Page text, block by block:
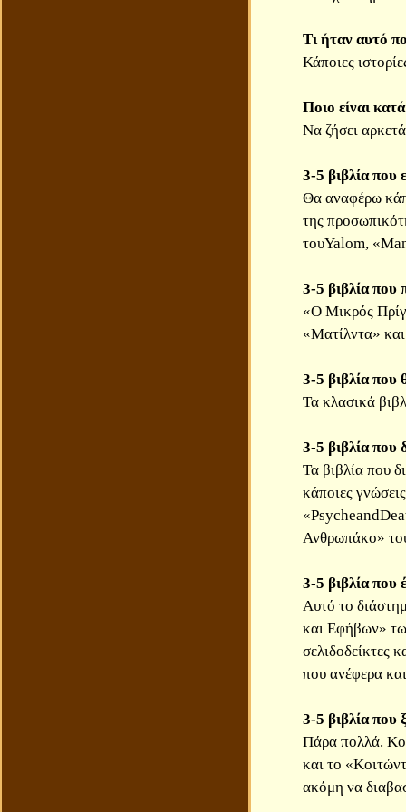
Τι ήταν αυτό
Κάποιες
Ποιο είναι
Να ζήσει
3-5 βιβλία που
Θα αναφέρω
της
τουYalom,
3-5 βιβλία που
«Ο Μικρός
«Ματίλντα»
3-5 βιβλία που
Τα κλασικά
3-5 βιβλία που
Τα βιβλία που
κάποιες
Ανθρωπάκο»
3-5 βιβλία που
Αυτό το
και Εφήβων»
σελιδοδείκτες
που ανέφερα
3-5 βιβλία που
Πάρα πολλά.
και το
ακόμη να